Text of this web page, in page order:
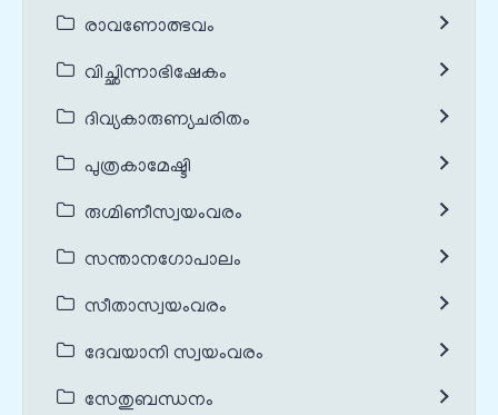
രാവണോത്ഭവം
വിച്ഛിന്നാഭിഷേകം
ദിവ്യകാരുണ്യചരിതം
പുത്രകാമേഷ്ടി
രുഗ്മിണീസ്വയംവരം
സന്താനഗോപാലം
സീതാസ്വയംവരം
ദേവയാനി സ്വയംവരം
സേതുബന്ധനം